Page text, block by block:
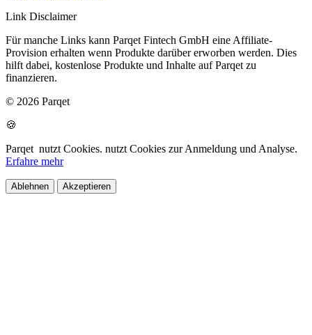
Link Disclaimer
Für manche Links kann Parqet Fintech GmbH eine Affiliate-
Provision erhalten wenn Produkte darüber erworben werden. Dies
hilft dabei, kostenlose Produkte und Inhalte auf Parqet zu
finanzieren.
© 2026 Parqet
🍪
Parqet nutzt Cookies. nutzt Cookies zur Anmeldung und Analyse.
Erfahre mehr
Ablehnen Akzeptieren